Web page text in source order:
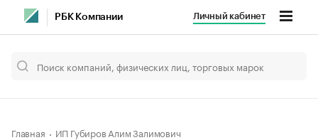
РБК Компании Личный кабинет
Главная ИП Губиров Алим Залимович